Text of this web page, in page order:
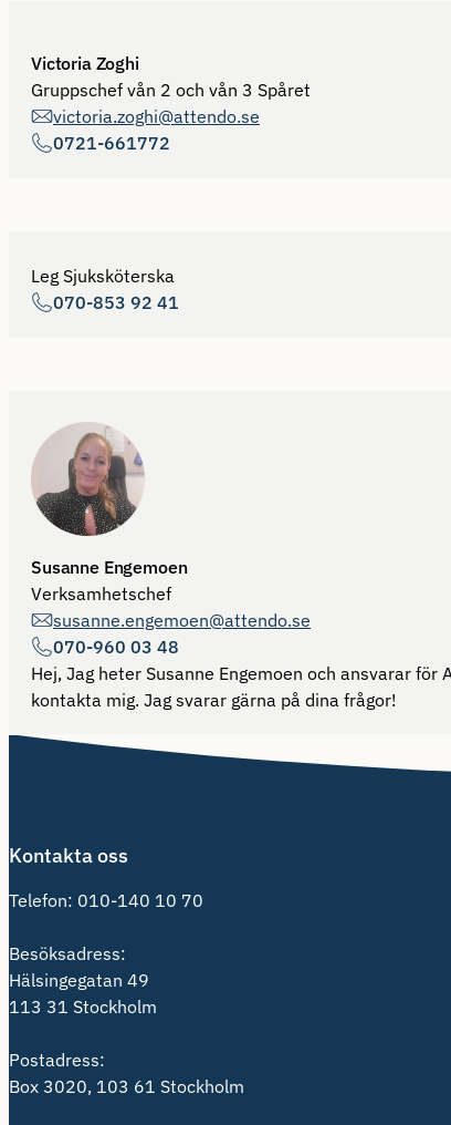
Victoria Zoghi
Gruppschef vån 2 och vån 3 Spåret
victoria.zoghi@attendo.se
0721-661772
Leg Sjuksköterska
070-853 92 41
Susanne Engemoen
Verksamhetschef
susanne.engemoen@attendo.se
070-960 03 48
Hej, Jag heter Susanne Engemoen och ansvarar
kontakta mig. Jag svarar gärna på dina frågor!
Kontakta oss
Telefon: 010-140 10 70
Besöksadress:
Hälsingegatan 49
113 31 Stockholm
Postadress:
Box 3020, 103 61 Stockholm